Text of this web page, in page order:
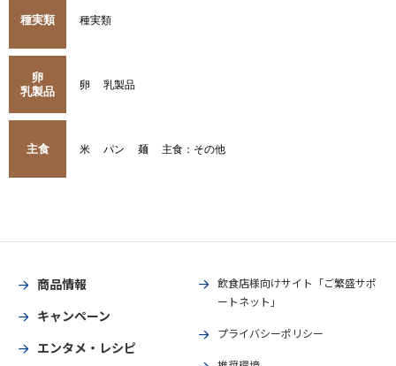
種実類 種実類
卵
乳製品
卵 乳製品
主食 米 パン 麺 主食：その他
商品情報
キャンペーン
エンタメ・レシピ
飲食店様向けサイト「ご繁盛サポ
ートネット」
プライバシーポリシー